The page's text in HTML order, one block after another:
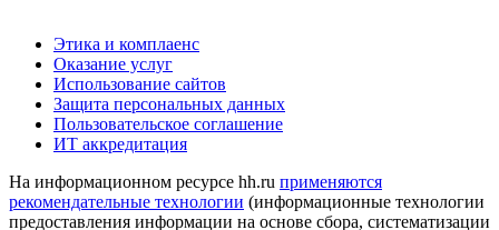
Этика и комплаенс
Оказание услуг
Использование сайтов
Защита персональных данных
Пользовательское соглашение
ИТ аккредитация
На информационном ресурсе hh.ru применяются
рекомендательные технологии (информационные технологии
предоставления информации на основе сбора, систематизации